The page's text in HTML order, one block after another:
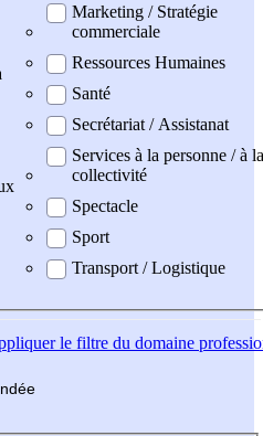
Marketing / Stratégie
commerciale
Ressources Humaines
Santé
Secrétariat / Assistanat
Services à la personne / à la
collectivité
Spectacle
Sport
Transport / Logistique
le filtre du domaine